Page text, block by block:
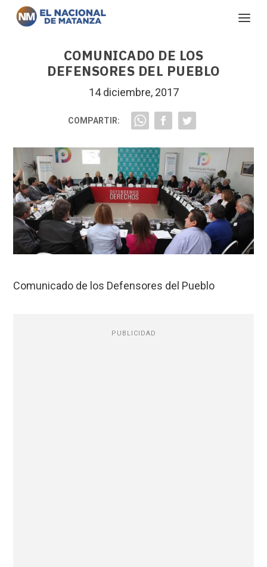
COMUNICADO DE LOS
DEFENSORES DEL PUEBLO
14 diciembre, 2017
COMPARTIR:
Comunicado de los Defensores del Pueblo
PUBLICIDAD